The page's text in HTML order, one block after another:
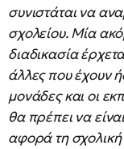
συνιστάται να
σχολείου. Μία
διαδικασία
άλλες που έχουν
μονάδες και οι
θα πρέπει να
αφορά τη